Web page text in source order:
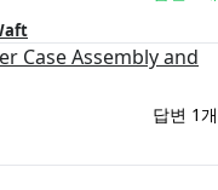
Case Assembly and
답변 1개